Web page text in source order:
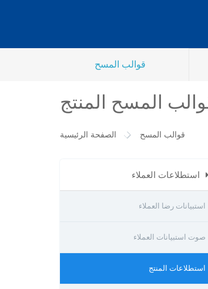
قوالب المسح
المسح المنتج
الصفحة الرئيسية قوالب المسح
استطلاعات العملاء
استبيانات رضا العملاء
صوت استبيانات العملاء
استطلاعات المنتج